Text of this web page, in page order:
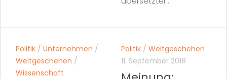
Politik / Unternehmen /
Weltgeschehen /
Wissenschaft
Politik / Weltgeschehen
11. September 2018